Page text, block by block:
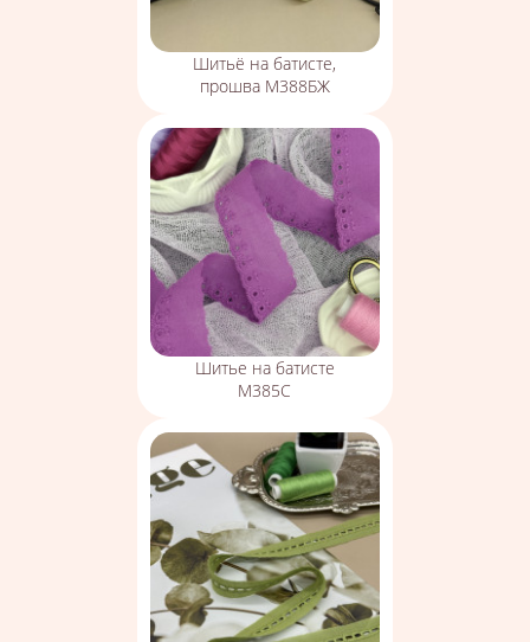
Шитьё на батисте,
прошва М388БЖ
Шитье на батисте
М385С